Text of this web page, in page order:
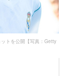
トを公開【写真：Getty